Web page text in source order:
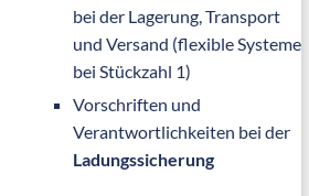
bei der Lagerung, Transport
und Versand (flexible Systeme
bei Stückzahl 1)
Vorschriften und
Verantwortlichkeiten bei der
Ladungssicherung